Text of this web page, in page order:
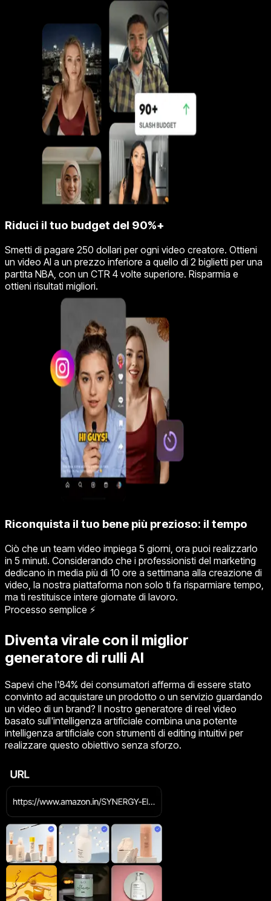
Riduci il tuo budget del 90%+
Smetti di pagare 250 dollari per ogni video creatore. Ottieni
un video AI a un prezzo inferiore a quello di 2 biglietti per una
partita NBA, con un CTR 4 volte superiore. Risparmia e
ottieni risultati migliori.
Riconquista il tuo bene più prezioso: il tempo
Ciò che un team video impiega 5 giorni, ora puoi realizzarlo
in 5 minuti. Considerando che i professionisti del marketing
dedicano in media più di 10 ore a settimana alla creazione di
video, la nostra piattaforma non solo ti fa risparmiare tempo,
ma ti restituisce intere giornate di lavoro.
Processo semplice ⚡
Diventa virale con il miglior
generatore di rulli AI
Sapevi che l'84% dei consumatori afferma di essere stato
convinto ad acquistare un prodotto o un servizio guardando
un video di un brand? Il nostro generatore di reel video
basato sull'intelligenza artificiale combina una potente
intelligenza artificiale con strumenti di editing intuitivi per
realizzare questo obiettivo senza sforzo.